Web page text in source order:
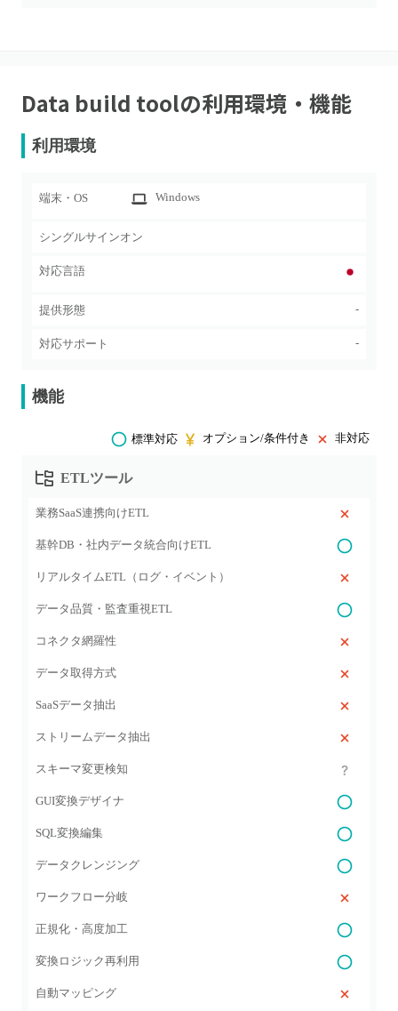
Data build toolの利用環境・機能
利用環境
端末・OS Windows
シングルサインオン
対応言語
提供形態 -
対応サポート -
機能
標準対応 オプション/条件付き 非対応
ETLツール
業務SaaS連携向けETL
基幹DB・社内データ統合向けETL
リアルタイムETL（ログ・イベント）
データ品質・監査重視ETL
コネクタ網羅性
データ取得方式
SaaSデータ抽出
ストリームデータ抽出
スキーマ変更検知
GUI変換デザイナ
SQL変換編集
データクレンジング
ワークフロー分岐
正規化・高度加工
変換ロジック再利用
自動マッピング